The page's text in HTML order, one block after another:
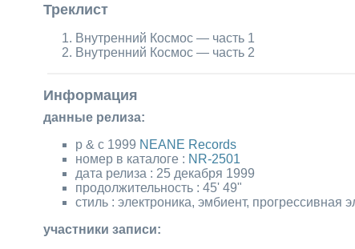
Треклист
Внутренний Космос — часть 1
Внутренний Космос — часть 2
Информация
данные релиза:
p & c 1999 NEANE Records
номер в каталоге : NR-2501
дата релиза : 25 декабря 1999
продолжительность : 45' 49"
стиль : электроника, эмбиент, прогрессивная
участники записи: